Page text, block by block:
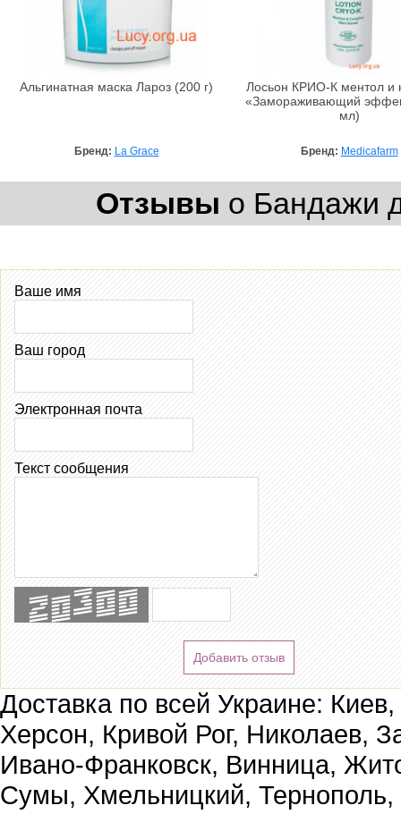
Альгинатная маска Лароз (200 г)
Бренд: La Grace
Лосьон КРИО-К ментол и
«Замораживающий
мл)
Бренд: Medicafarm
Отзывы о Бандажи
Ваше имя
Ваш город
Электронная почта
Текст сообщения
Добавить отзыв
Доставка по всей Украине:
Херсон, Кривой Рог, Николаев,
Ивано-Франковск, Винница,
Сумы, Хмельницкий, Тернополь,